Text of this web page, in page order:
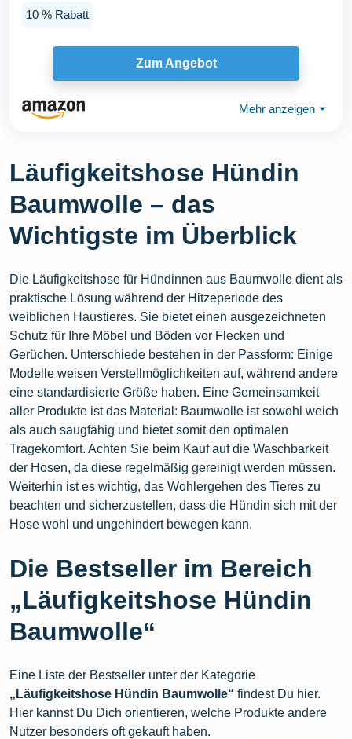
10 % Rabatt
Zum Angebot
Mehr anzeigen ⏷
Läufigkeitshose Hündin
Baumwolle – das
Wichtigste im Überblick
Die Läufigkeitshose für Hündinnen aus Baumwolle dient als
praktische Lösung während der Hitzeperiode des
weiblichen Haustieres. Sie bietet einen ausgezeichneten
Schutz für Ihre Möbel und Böden vor Flecken und
Gerüchen. Unterschiede bestehen in der Passform: Einige
Modelle weisen Verstellmöglichkeiten auf, während andere
eine standardisierte Größe haben. Eine Gemeinsamkeit
aller Produkte ist das Material: Baumwolle ist sowohl weich
als auch saugfähig und bietet somit den optimalen
Tragekomfort. Achten Sie beim Kauf auf die Waschbarkeit
der Hosen, da diese regelmäßig gereinigt werden müssen.
Weiterhin ist es wichtig, das Wohlergehen des Tieres zu
beachten und sicherzustellen, dass die Hündin sich mit der
Hose wohl und ungehindert bewegen kann.
Die Bestseller im Bereich
„Läufigkeitshose Hündin
Baumwolle“
Eine Liste der Bestseller unter der Kategorie
„Läufigkeitshose Hündin Baumwolle“ findest Du hier.
Hier kannst Du Dich orientieren, welche Produkte andere
Nutzer besonders oft gekauft haben.